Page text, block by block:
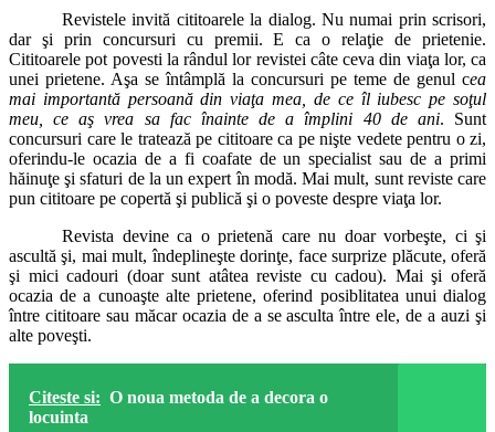
Revistele invită cititoarele la dialog. Nu numai prin scrisori,
dar şi prin concursuri cu premii. E ca o relaţie de prietenie.
Cititoarele pot povesti la rândul lor revistei câte ceva din viaţa lor, ca
unei prietene. Aşa se întâmplă la concursuri pe teme de genul cea
mai importantă persoană din viaţa mea, de ce îl iubesc pe soţul
meu, ce aş vrea sa fac înainte de a împlini 40 de ani. Sunt
concursuri care le tratează pe cititoare ca pe nişte vedete pentru o zi,
oferindu-le ocazia de a fi coafate de un specialist sau de a primi
hăinuţe şi sfaturi de la un expert în modă. Mai mult, sunt reviste care
pun cititoare pe copertă şi publică şi o poveste despre viaţa lor.
Revista devine ca o prietenă care nu doar vorbeşte, ci şi
ascultă şi, mai mult, îndeplineşte dorinţe, face surprize plăcute, oferă
şi mici cadouri (doar sunt atâtea reviste cu cadou). Mai şi oferă
ocazia de a cunoaşte alte prietene, oferind posiblitatea unui dialog
între cititoare sau măcar ocazia de a se asculta între ele, de a auzi şi
alte poveşti.
Citeste si: O noua metoda de a decora o
locuinta